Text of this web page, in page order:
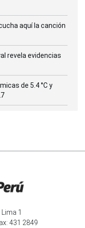
aquí la canción
revela evidencias
de 5.4 °C y
1
431 2849